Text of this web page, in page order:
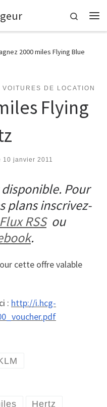
Search
2000 miles Flying Blue
VOITURES DE LOCATION
Flying
10 janvier 2011
disponible. Pour
plans inscrivez-
Flux RSSou
.
cette offre valable
: http://i.hcg-
Hertz